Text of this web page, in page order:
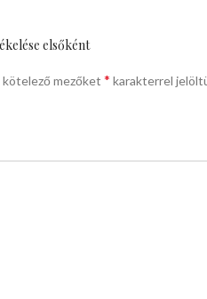
elsőként
kötelező mezőket * karakterrel